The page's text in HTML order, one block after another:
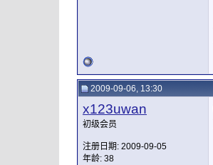
2009-09-06, 13:30
x123uwan
初级会员
注册日期: 2009-09-05
年龄: 38